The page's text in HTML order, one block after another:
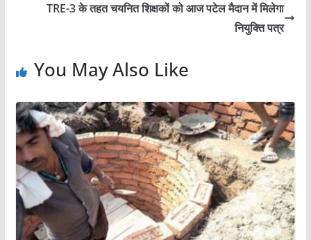
TRE-3 के तहत चयनित शिक्षकों को आज पटेल मैदान में मिलेगा
नियुक्ति पत्र
You May Also Like